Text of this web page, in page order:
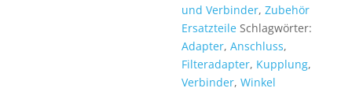
und Verbinder,Zubehör
Ersatzteile Schlagwörter:
Adapter,Anschluss,
Filteradapter, Kupplung,
Verbinder,Winkel